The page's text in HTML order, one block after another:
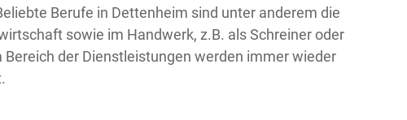
Berufe in Dettenheim sind unter anderem die
sowie im Handwerk, z.B. als Schreiner oder
Bereich der Dienstleistungen werden immer wieder